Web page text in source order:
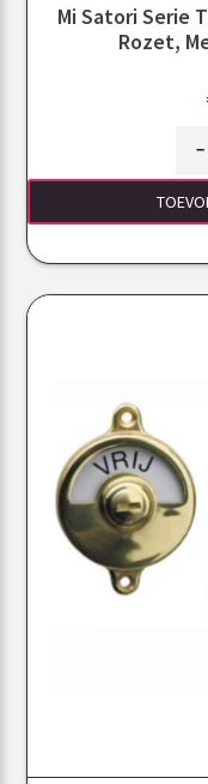
Mi Satori Serie
Rozet,
-